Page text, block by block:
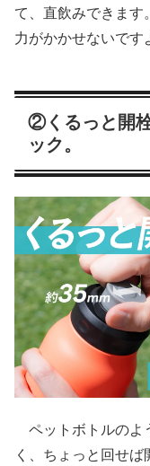
て、直飲みできます
力がかかせないです
②くるっと開
ック。
ペットボトルのよ
く、ちょっと回せ